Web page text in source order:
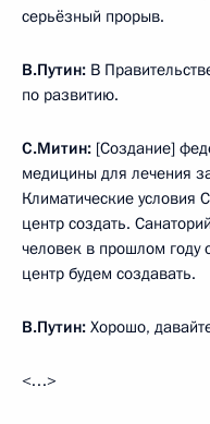
серьёзный прорыв.
В.Путин: В
по развитию.
С.Митин: [Создание]
медицины для лечения
Климатические условия
центр создать.
человек в прошлом году
центр будем создавать.
В.Путин: Хорошо,
<…>